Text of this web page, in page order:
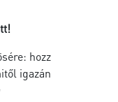
hozz
igazán